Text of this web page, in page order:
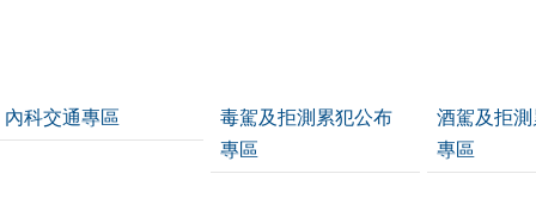
內科交通專區
毒駕及拒測累犯公布
專區
酒駕及拒
專區